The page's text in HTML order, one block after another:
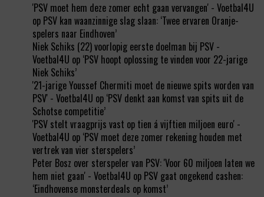
'PSV moet hem deze zomer echt gaan vervangen' - Voetbal4U
op PSV kan waanzinnige slag slaan: ‘Twee ervaren Oranje-
spelers naar Eindhoven’
Niek Schiks (22) voorlopig eerste doelman bij PSV -
Voetbal4U op ‘PSV hoopt oplossing te vinden voor 22-jarige
Niek Schiks’
'21-jarige Youssef Chermiti moet de nieuwe spits worden van
PSV' - Voetbal4U op ‘PSV denkt aan komst van spits uit de
Schotse competitie’
'PSV stelt vraagprijs vast op tien á vijftien miljoen euro' -
Voetbal4U op ‘PSV moet deze zomer rekening houden met
vertrek van vier sterspelers’
Peter Bosz over sterspeler van PSV: 'Voor 60 miljoen laten we
hem niet gaan' - Voetbal4U op PSV gaat ongekend cashen:
‘Eindhovense monsterdeals op komst’